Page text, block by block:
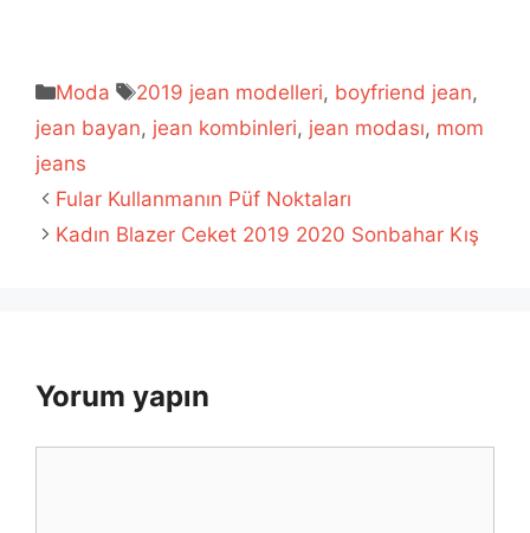
Kategoriler
Moda Etiketler
2019 jean modelleri, boyfriend jean,
jean bayan, jean kombinleri, jean modası, mom
jeans
Fular Kullanmanın Püf Noktaları
Kadın Blazer Ceket 2019 2020 Sonbahar Kış
Yorum yapın